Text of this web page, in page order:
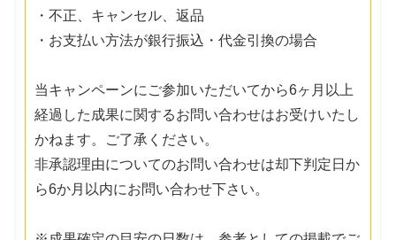
・不正、キャンセル、返品
・お支払い方法が銀行振込・代金引換の場合
当キャンペーンにご参加いただいてから6ヶ月以上
経過した成果に関するお問い合わせはお受けいたし
かねます。ご了承ください。
非承認理由についてのお問い合わせは却下判定日か
ら6か月以内にお問い合わせ下さい。